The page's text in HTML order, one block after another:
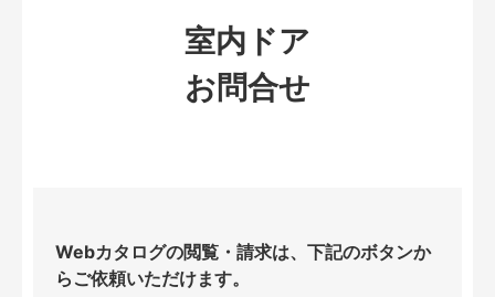
室内ドア
お問合せ
Webカタログの閲覧・請求は、下記のボタンか
らご依頼いただけます。